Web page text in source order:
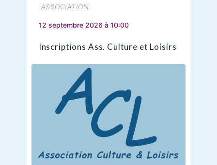
ASSOCIATION
12 septembre 2026 à 10:00
Inscriptions Ass. Culture et Loisirs